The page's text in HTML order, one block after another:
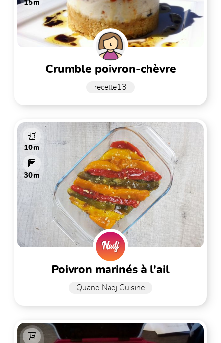
15m
crumble poivron-chèvre
recette13
10m
30m
poivron marinés à l'ail
Quand Nadj Cuisine